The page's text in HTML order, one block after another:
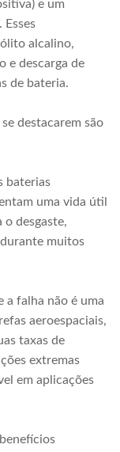
e um
Esses
alcalino,
e descarga de
de bateria.
destacarem são
baterias
uma vida útil
o desgaste,
muitos
a falha não é uma
aeroespaciais,
taxas de
extremas
em aplicações